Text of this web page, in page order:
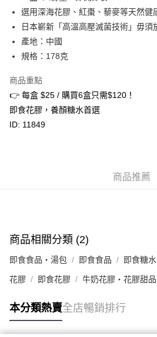
WeChat Pay
BoC Pay
相關說明
轉數快識別碼(FPS ID)：4042362 中國銀行
豐銀行戶口：652-589300-838 收款人：
內將付款金額存入以上其中一個戶口，付款後
並WhatsApp 90719878 或電郵
送貨方式
順豐智能櫃(智能櫃取件要視乎包裹尺寸
每筆HK$80.00，滿HK$380.00或以上免
付款後門市自取 (3-6天可到店取) (取貨
每筆HK$80.00，滿HK$380.00或以上免
選用深海花膠、紅棗、藜麥等天然健
日本嶄新「高溫高壓滅菌技術」毋須
產地：中國
規格：178克
商品重點
👉 每盒 $25 / 購買6盒只需$120！
即食花膠，養顏糖水首選
ID: 11849
商品推薦
商品相關分類 (2)
即食食品・湯包 即食食品 即食糖水
花膠 即食花膠 牛奶花膠・花膠甜品
本分類熱賣全店暢銷排行